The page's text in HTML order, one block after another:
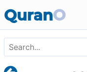
QuranO